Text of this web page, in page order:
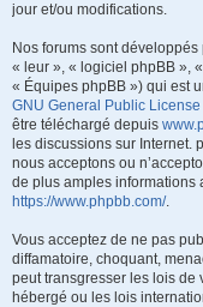
jour et/ou modifications.
Nos forums sont
« leur », « logiciel phpBB »,
« Équipes phpBB ») qui est
GNU General Public License
être téléchargé depuis
les discussions sur Internet.
nous acceptons ou
de plus amples informations
https://www.phpbb.com/.
Vous acceptez de ne pas
diffamatoire, choquant,
peut transgresser les lois de
hébergé ou les lois